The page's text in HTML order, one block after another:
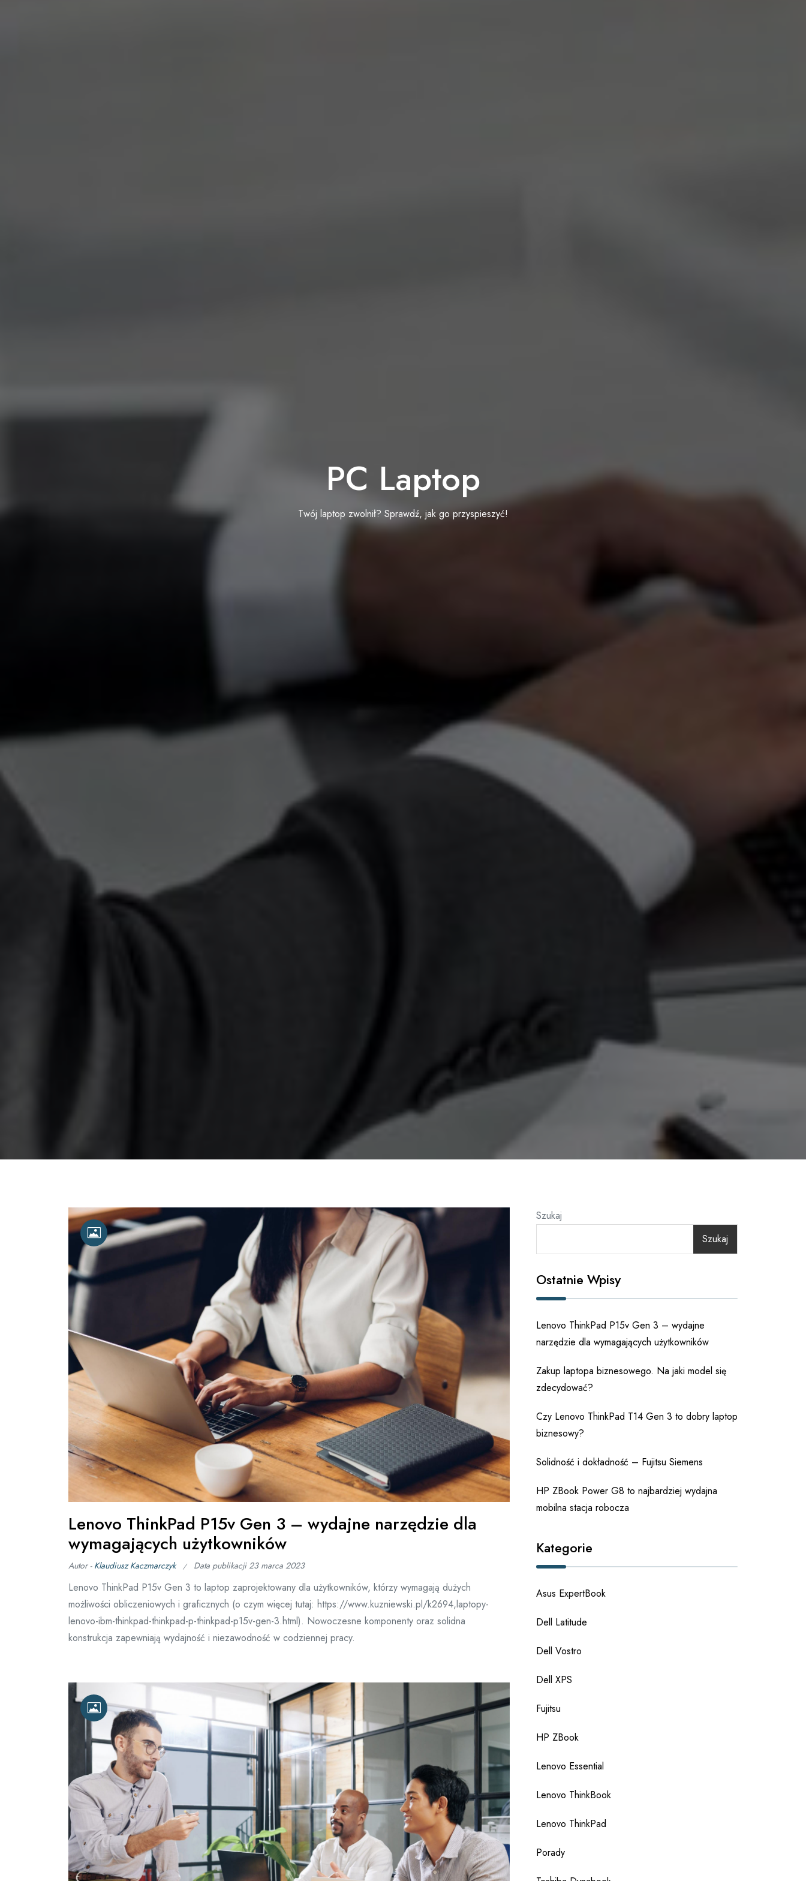
PC Laptop
Twój laptop zwolnił? Sprawdź, jak go przyspieszyć!
Lenovo ThinkPad P15v Gen 3 – wydajne narzędzie dla
wymagających użytkowników
Autor - Klaudiusz Kaczmarczyk Data publikacji23 marca 2023
Lenovo ThinkPad P15v Gen 3 to laptop zaprojektowany dla użytkowników, którzy wymagają dużych
możliwości obliczeniowych i graficznych (o czym więcej tutaj: https://www.kuzniewski.pl/k2694,laptopy-
lenovo-ibm-thinkpad-thinkpad-p-thinkpad-p15v-gen-3.html). Nowoczesne komponenty oraz solidna
konstrukcja zapewniają wydajność i niezawodność w codziennej pracy.
Szukaj
Szukaj
Ostatnie Wpisy
Lenovo ThinkPad P15v Gen 3 – wydajne
narzędzie dla wymagających użytkowników
Zakup laptopa biznesowego. Na jaki model się
zdecydować?
Czy Lenovo ThinkPad T14 Gen 3 to dobry laptop
biznesowy?
Solidność i dokładność – Fujitsu Siemens
HP ZBook Power G8 to najbardziej wydajna
mobilna stacja robocza
Kategorie
Asus ExpertBook
Dell Latitude
Dell Vostro
Dell XPS
Fujitsu
HP ZBook
Lenovo Essential
Lenovo ThinkBook
Lenovo ThinkPad
Porady